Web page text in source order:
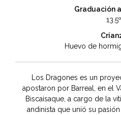
Graduación
13.5º
Huevo de
Los Dragones es un
apostaron por Barreal, en el
Biscaisaque, a cargo de la
andinista que unió su